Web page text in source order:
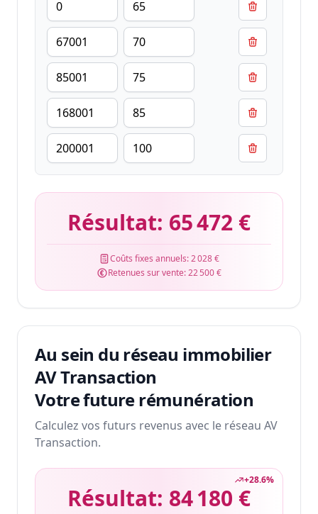
Résultat: 65 472 €
Coûts fixes annuels:2 028 €
Retenues sur vente:22 500 €
Au sein du réseau immobilier
AV Transaction
Votre future rémunération
Calculez vos futurs revenus avec le réseau AV
Transaction.
+28.6%
Résultat: 84 180 €